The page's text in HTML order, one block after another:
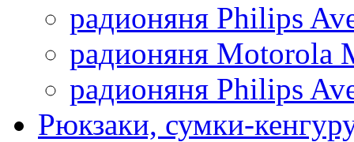
радионяня Philips
радионяня Motorola
радионяня Philips
Рюкзаки, сумки-